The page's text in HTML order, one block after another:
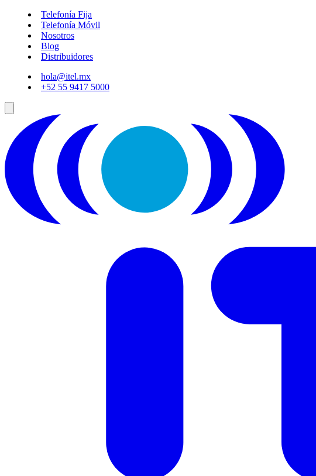
Telefonía Fija
Telefonía Móvil
Nosotros
Blog
Distribuidores
hola@itel.mx
+52 55 9417 5000